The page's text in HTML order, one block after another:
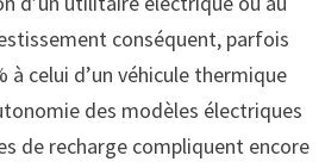
conséquent, parfois
à celui d’un véhicule thermique
des modèles électriques
de recharge compliquent encore